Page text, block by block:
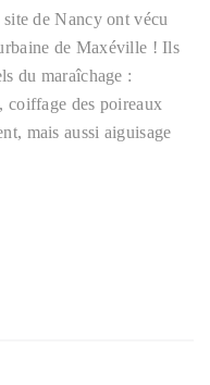
de Nancy ont vécu
de Maxéville ! Ils
du maraîchage :
coiffage des poireaux
mais aussi aiguisage